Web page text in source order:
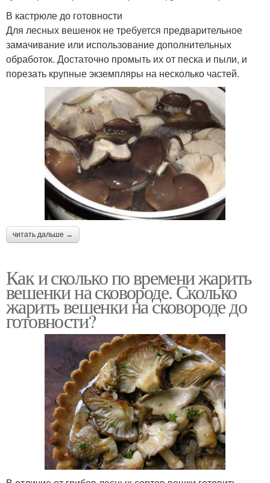
В кастрюле до готовности
Для лесных вешенок не требуется предварительное
замачивание или использование дополнительных
обработок. Достаточно промыть их от песка и пыли, и
порезать крупные экземпляры на несколько частей.
читать дальше →
Как и сколько по времени жарить
вешенки на сковороде. Сколько
жарить вешенки на сковороде до
готовности?